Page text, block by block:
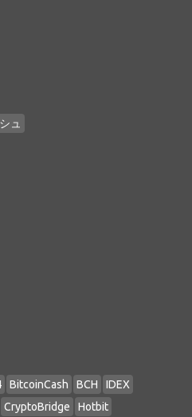
ュ
BitcoinCash BCH
IDEX
CryptoBridge Hotbit